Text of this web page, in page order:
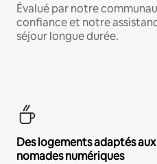
Évalué par notre
confiance et notre
séjour longue durée.
Des logements adaptés
nomades numériques